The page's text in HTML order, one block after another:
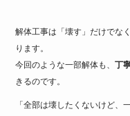
解体工事は「壊す」だけでな
ります。
今回のような一部解体も、丁
きるのです。
「全部は壊したくないけど、